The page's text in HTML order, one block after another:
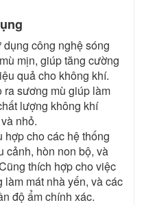
dụng công nghệ sóng
mịn, giúp tăng cường
quả cho không khí.
ra sương mù giúp làm
lượng không khí
nhỏ.
hợp cho các hệ thống
cảnh, hòn non bộ, và
thích hợp cho việc
làm mát nhà yến, và các
độ ẩm chính xác.